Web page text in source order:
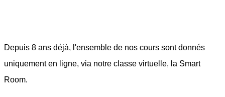
Depuis 8 ans déjà, l'ensemble de nos cours sont donnés
uniquement en ligne, via notre classe virtuelle, la Smart
Room.